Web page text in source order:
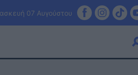
07 Αυγούστου